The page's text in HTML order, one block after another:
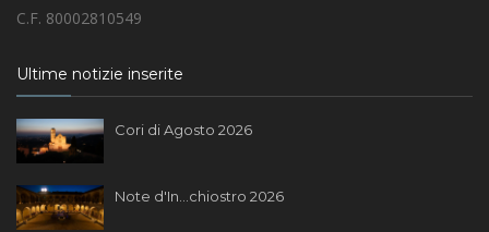
C.F. 80002810549
Ultime notizie inserite
Cori di Agosto 2026
Note d'In...chiostro 2026